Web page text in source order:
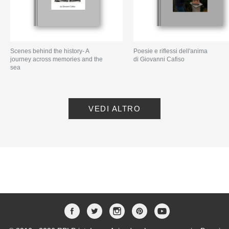
Scenes behind the history- A
journey across memories and the
sea
Poesie e riflessi dell'anima
di Giovanni Cafiso
VEDI ALTRO